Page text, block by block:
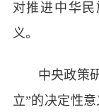
对推进中华
义。
中央政策
立”的决定性